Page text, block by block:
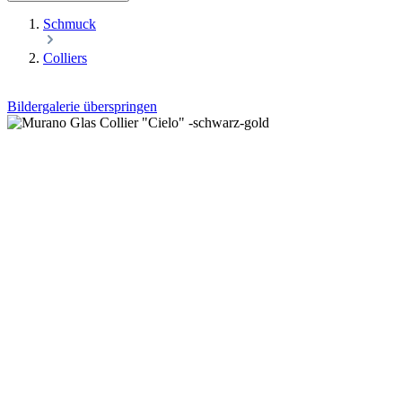
Schmuck
Colliers
Bildergalerie überspringen